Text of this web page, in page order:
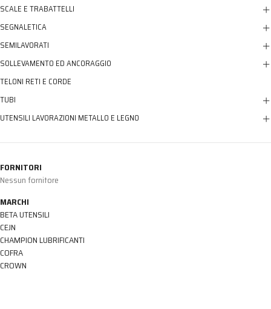
SCALE E TRABATTELLI
SEGNALETICA
SEMILAVORATI
SOLLEVAMENTO ED ANCORAGGIO
TELONI RETI E CORDE
TUBI
UTENSILI LAVORAZIONI METALLO E LEGNO
FORNITORI
Nessun fornitore
MARCHI
BETA UTENSILI
CEJN
CHAMPION LUBRIFICANTI
COFRA
CROWN